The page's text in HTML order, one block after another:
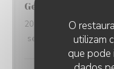
O
utilizam
que pode
Gerard
2026-08-07 - 13:00 -
service
ambience :